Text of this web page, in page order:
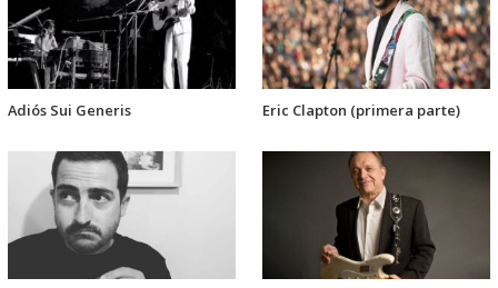
Adiós Sui Generis Eric Clapton (primera parte)